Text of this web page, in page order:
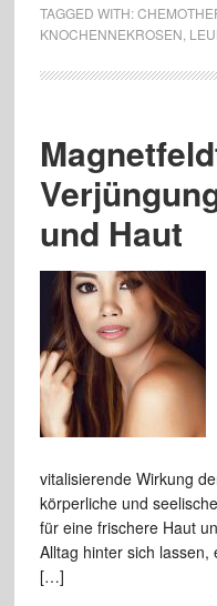
TAGGED WITH:
KNOCHENNEKROSEN
und Haut
vitalisierende Wirkung
körperliche und
für eine frischere Haut
Alltag hinter sich
[…]